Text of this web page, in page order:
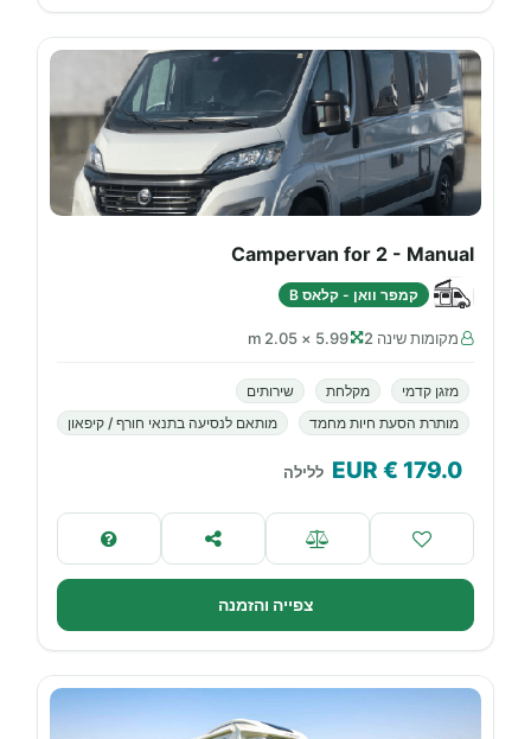
Campervan for 2 - Manual
קמפר וואן - קלאס B
מקומות שינה 2 5.99 × 2.05 m
מזגן קדמי מקלחת
שירותים
מותרת הסעת חיות מחמד
מותאם לנסיעה בתנאי חורף / קיפאון
179.0
€ EUR ללילה
צפייה והזמנה